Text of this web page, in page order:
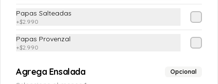
VEGETARIANOS
Ensalada Don Vicho
(Mix Lechuga,Huevo duro, Tomatito
Papas Salteadas
+$2.990
Papas Provenzal
+$2.990
Agrega Ensalada Opcional